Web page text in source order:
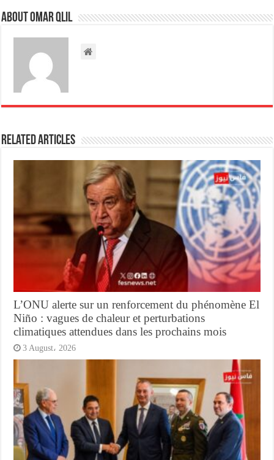
About omar qlil
Related Articles
L’ONU alerte sur un renforcement du phénomène El
Niño : vagues de chaleur et perturbations
climatiques attendues dans les prochains mois
3 August، 2026